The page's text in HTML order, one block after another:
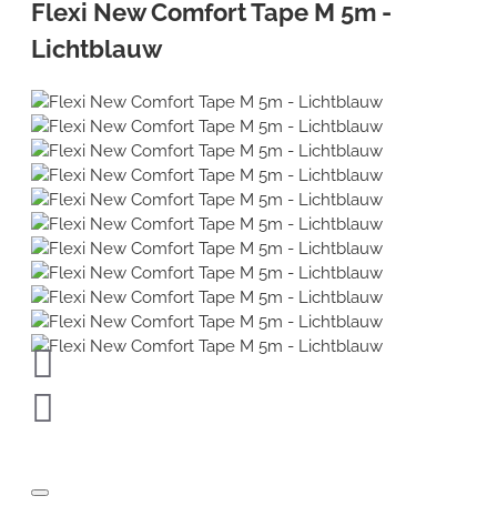
Flexi New Comfort Tape M 5m -
Lichtblauw